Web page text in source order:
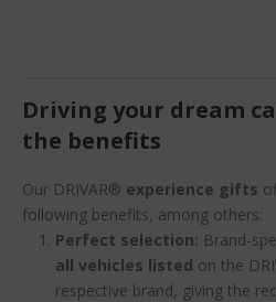
Driving your dream
the benefits
Our DRIVAR® experience gifts
following benefits, among others:
Perfect selection: Brand-
all vehicles listed on the
respective brand, giving the